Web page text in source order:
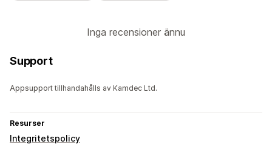
Inga recensioner ännu
Support
Appsupport tillhandahålls av Kamdec Ltd.
Resurser
Integritetspolicy